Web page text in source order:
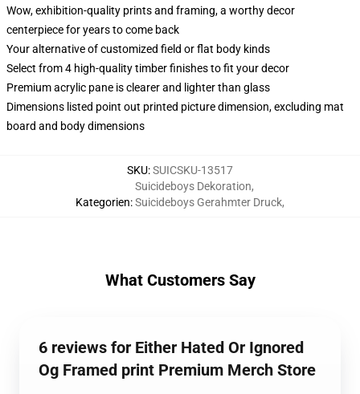
Wow, exhibition-quality prints and framing, a worthy decor
centerpiece for years to come back
Your alternative of customized field or flat body kinds
Select from 4 high-quality timber finishes to fit your decor
Premium acrylic pane is clearer and lighter than glass
Dimensions listed point out printed picture dimension, excluding mat
board and body dimensions
SKU:SUICSKU-13517
Kategorien:
Suicideboys Dekoration,
Suicideboys Gerahmter Druck,
What Customers Say
6 reviews for Either Hated Or Ignored
Og Framed print Premium Merch Store